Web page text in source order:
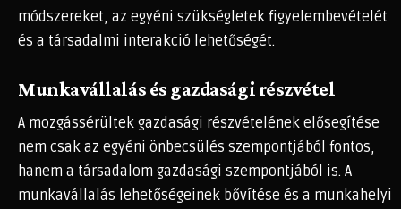
módszereket, az egyéni szükségletek figyelembevételét
és a társadalmi interakció lehetőségét.
Munkavállalás és gazdasági részvétel
A mozgássérültek gazdasági részvételének elősegítése
nem csak az egyéni önbecsülés szempontjából fontos,
hanem a társadalom gazdasági szempontjából is. A
munkavállalás lehetőségeinek bővítése és a munkahelyi